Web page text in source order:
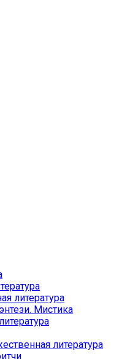
литература
Мистика
литература